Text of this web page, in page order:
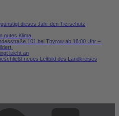
dieses Jahr den Tierschutz
gutes Klima
101 bei Thyrow ab 18:00 Uhr –
leicht an
neues Leitbild des Landkreises